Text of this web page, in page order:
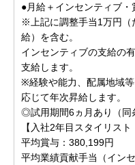
●月給＋インセンティブ
※上記に調整手当1万円（
給）を含む。
インセンティブの支給の
支給します。
※経験や能力、配属地域
応じて年次昇給します。
◎試用期間6ヵ月あり（同
【入社2年目スタイリスト
平均賞与：380,199円
平均業績貢献手当（イン